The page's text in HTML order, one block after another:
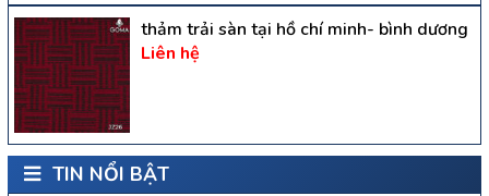
thảm trải sàn tại hồ chí minh- bình dương
Liên hệ
TIN NỔI BẬT